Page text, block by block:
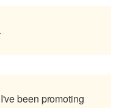
been promoting